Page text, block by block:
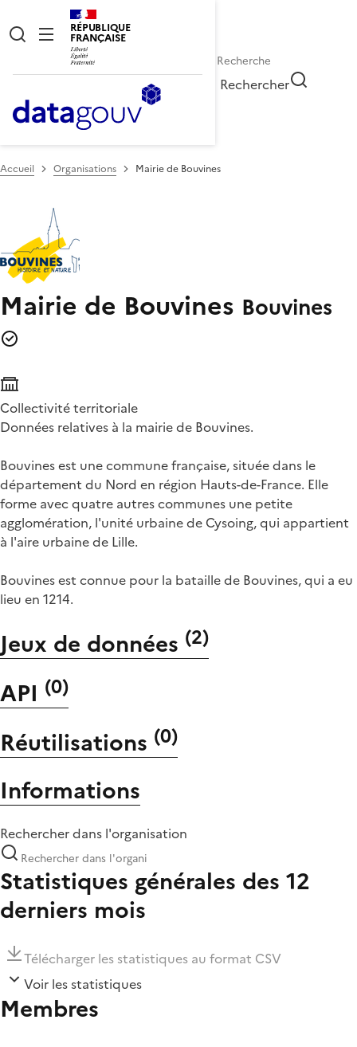
RÉPUBLIQUE
FRANÇAISE
Rechercher
Accueil Organisations Mairie de Bouvines
Mairie de Bouvines Bouvines
Collectivité territoriale
Données relatives à la mairie de Bouvines.
Bouvines est une commune française, située dans le
département du Nord en région Hauts-de-France. Elle
forme avec quatre autres communes une petite
agglomération, l'unité urbaine de Cysoing, qui appartient
à l'aire urbaine de Lille.
Bouvines est connue pour la bataille de Bouvines, qui a eu
lieu en 1214.
Jeux de données (2)
API (0)
Réutilisations (0)
Informations
Rechercher dans l'organisation
Statistiques générales des 12
derniers mois
Télécharger les statistiques au format CSV
Voir les statistiques
Membres